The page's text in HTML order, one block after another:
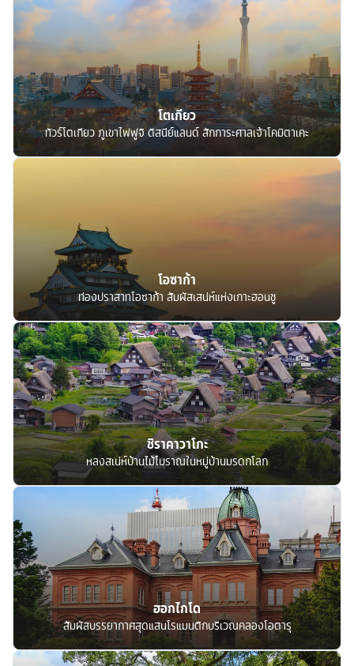
โตเกียว
ทัวร์โตเกียว ภูเขาไฟฟูจิ ดิสนีย์แลนด์ สักการะศาลเจ้าโคมิตาเคะ
โอซาก้า
ท่องปราสาทโอซาก้า สัมผัสเสน่ห์แห่งเกาะฮอนชู
ชิราคาวาโกะ
หลงสเน่ห์บ้านไม้โบราณในหมู่บ้านมรดกโลก
ฮอกไกโด
สัมผัสบรรยากาศสุดแสนโรแมนติกบริเวณคลองโอตารุ